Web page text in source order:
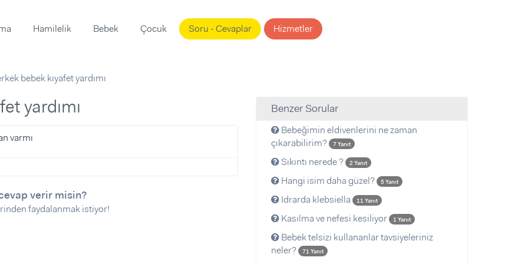
Hamilelik Bebek Çocuk Soru - Cevaplar Hizmetler
bebek kıyafet yardımı
yardımı
varmı
verir misin?
faydalanmak istiyor!
Benzer Sorular
Bebeğimin eldivenlerini ne zaman
çıkarabilirim?
7 Yanıt
Sıkıntı nerede ? 2 Yanıt
Hangi isim daha güzel? 5 Yanıt
Idrarda klebsiella 11 Yanıt
Kasılma ve nefesi kesiliyor 1 Yanıt
Bebek telsizi kullananlar tavsiyeleriniz
neler?
71 Yanıt